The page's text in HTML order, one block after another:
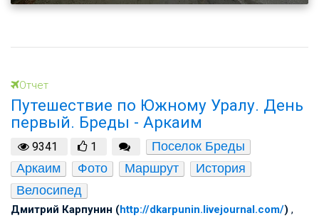
Отчет
Путешествие по Южному Уралу. День
первый. Бреды - Аркаим
9341 1
Поселок Бреды
Аркаим
Фото Маршрут
История
Велосипед
Дмитрий Карпунин (http://dkarpunin.livejournal.com/) ,